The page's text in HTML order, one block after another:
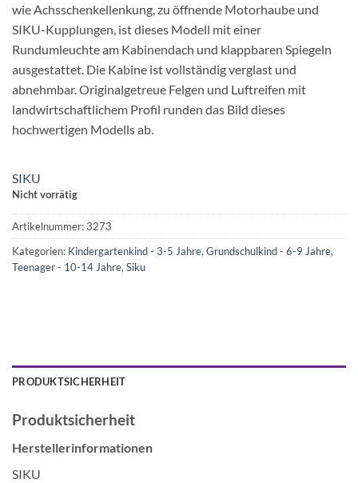
wie Achsschenkellenkung, zu öffnende Motorhaube und
SIKU-Kupplungen, ist dieses Modell mit einer
Rundumleuchte am Kabinendach und klappbaren Spiegeln
ausgestattet. Die Kabine ist vollständig verglast und
abnehmbar. Originalgetreue Felgen und Luftreifen mit
landwirtschaftlichem Profil runden das Bild dieses
hochwertigen Modells ab.
SIKU
Nicht vorrätig
Artikelnummer:3273
Kategorien: Kindergartenkind - 3-5 Jahre,Grundschulkind - 6-9 Jahre,
Teenager - 10-14 Jahre,Siku
PRODUKTSICHERHEIT
Produktsicherheit
Herstellerinformationen
SIKU